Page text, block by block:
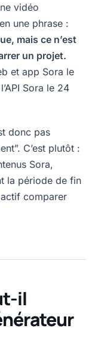
vidéo
une phrase :
mais ce n’est
un projet.
et app Sora le
Sora le 24
donc pas
C’est plutôt :
Sora,
la période de fin
comparer
il